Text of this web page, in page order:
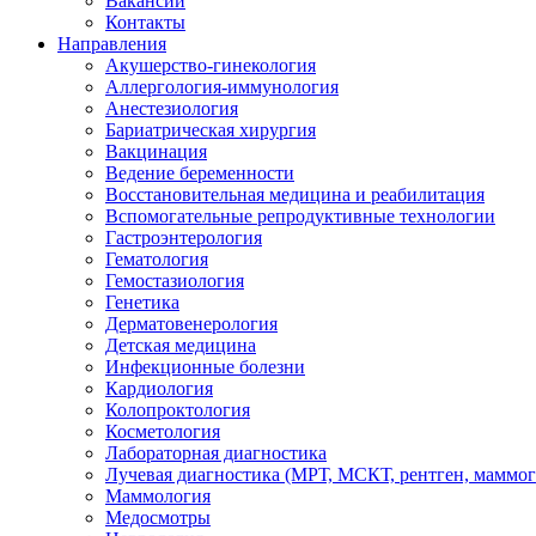
Контакты
Направления
Акушерство-гинекология
Аллергология-иммунология
Анестезиология
Бариатрическая хирургия
Вакцинация
Ведение беременности
Восстановительная медицина и реабилитация
Вспомогательные репродуктивные технологии
Гастроэнтерология
Гематология
Гемостазиология
Генетика
Дерматовенерология
Детская медицина
Инфекционные болезни
Кардиология
Колопроктология
Косметология
Лабораторная диагностика
Лучевая диагностика (МРТ, МСКТ, рентген,
Маммология
Медосмотры